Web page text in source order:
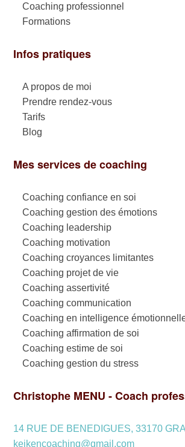
Coaching professionnel
Formations
Infos pratiques
A propos de moi
Prendre rendez-vous
Tarifs
Blog
Mes services de coaching
Coaching confiance en soi
Coaching gestion des émotions
Coaching leadership
Coaching motivation
Coaching croyances limitantes
Coaching projet de vie
Coaching assertivité
Coaching communication
Coaching en intelligence
Coaching affirmation de soi
Coaching estime de soi
Coaching gestion du stress
Christophe MENU - Coach
14 RUE DE BENEDIGUES, 33170
keikencoaching@gmail.com